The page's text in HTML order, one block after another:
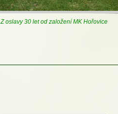
Z oslavy 30 let od založení MK Hořovice